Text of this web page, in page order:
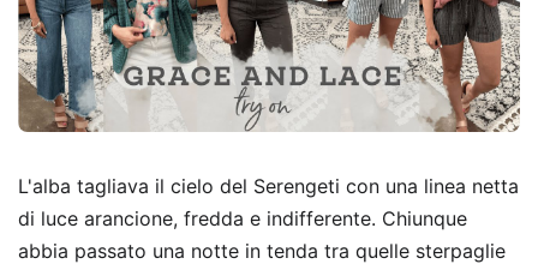
L'alba tagliava il cielo del Serengeti con una linea netta
di luce arancione, fredda e indifferente. Chiunque
abbia passato una notte in tenda tra quelle sterpaglie